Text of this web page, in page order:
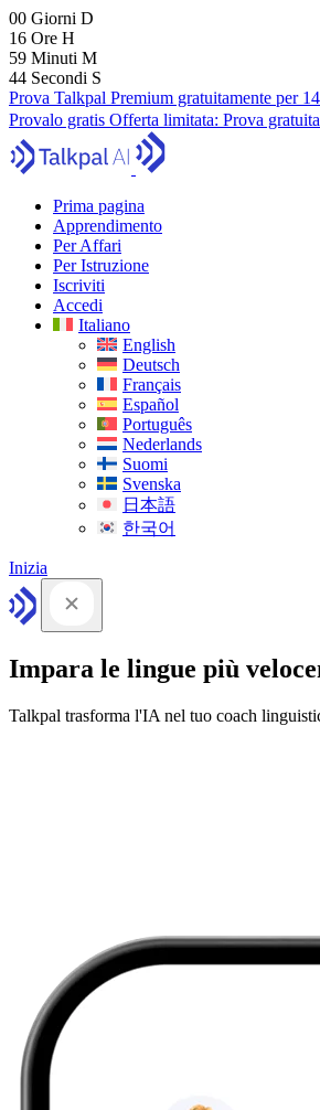
00 Giorni D
16 Ore H
59 Minuti M
43 Secondi S
Prova Talkpal Premium gratuitamente per
Provalo gratis Offerta limitata: Prova
Prima pagina
Apprendimento
Per Affari
Per Istruzione
Iscriviti
Accedi
Italiano
English
Deutsch
Français
Español
Português
Nederlands
Suomi
Svenska
日本語
한국어
Inizia
Impara le lingue più
Talkpal trasforma l'IA nel tuo coach